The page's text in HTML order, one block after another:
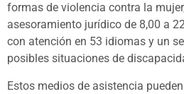
formas de violencia contra la
asesoramiento jurídico de 8,00 a
con atención en 53 idiomas y un
posibles situaciones de
Estos medios de asistencia